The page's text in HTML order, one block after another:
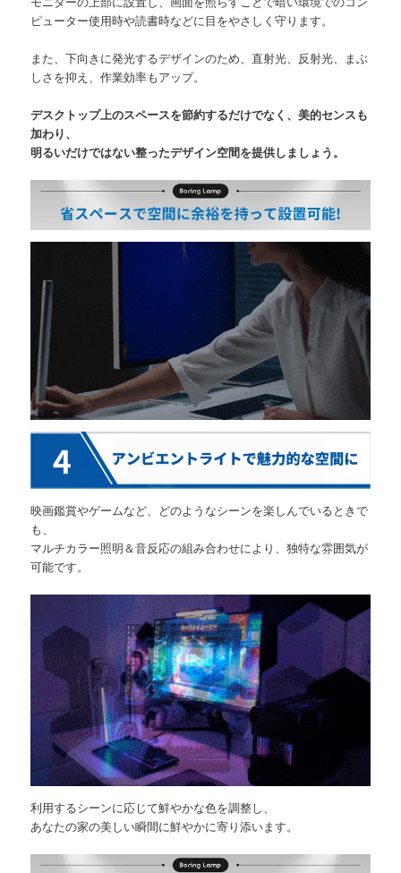
ピューター使用時や読書時などに目をやさしく守ります。
また、下向きに発光するデザインのため、直射光、反射光、まぶ
しさを抑え、作業効率もアップ。
デスクトップ上のスペースを節約するだけでなく、美的センスも
加わり、
明るいだけではない整ったデザイン空間を提供しましょう。
映画鑑賞やゲームなど、どのようなシーンを楽しんでいるときで
も、
マルチカラー照明＆音反応の組み合わせにより、独特な雰囲気が
可能です。
利用するシーンに応じて鮮やかな色を調整し、
あなたの家の美しい瞬間に鮮やかに寄り添います。